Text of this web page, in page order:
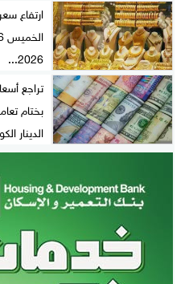
ارتفاع
2026...
تراجع
بختام
الدينار